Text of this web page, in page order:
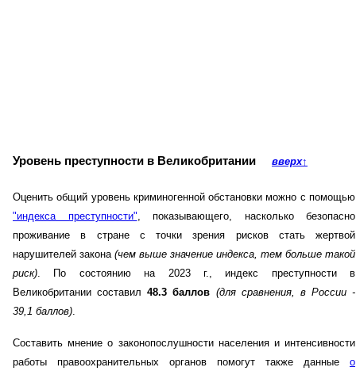
Уровень преступности в Великобритании вверх↑
Оценить общий уровень криминогенной обстановки можно с помощью
"индекса преступности", показывающего, насколько безопасно
проживание в стране с точки зрения рисков стать жертвой
нарушителей закона (чем выше значение индекса, тем больше такой
риск). По состоянию на 2023 г., индекс преступности в
Великобритании составил48.3 баллов (для сравнения, в России -
39,1 баллов).
Составить мнение о законопослушности населения и интенсивности
работы правоохранительных органов помогут также данные о